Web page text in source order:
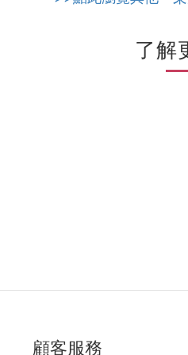
了解
顧客服務